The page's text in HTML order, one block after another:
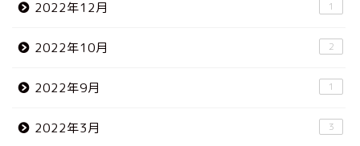
2022年12月 1
2022年10月 2
2022年9月 1
2022年3月 3